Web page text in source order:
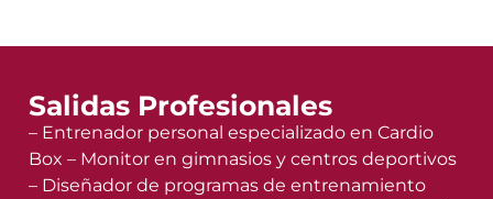
Salidas Profesionales
– Entrenador personal especializado en Cardio
Box – Monitor en gimnasios y centros deportivos
– Diseñador de programas de entrenamiento